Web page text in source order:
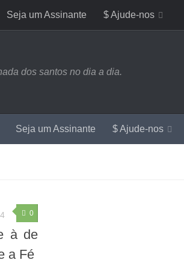
Seja um Assinante $ Ajude-nos
dos santos no dia a dia.
Seja um Assinante $ Ajude-nos
0
à de
a Fé